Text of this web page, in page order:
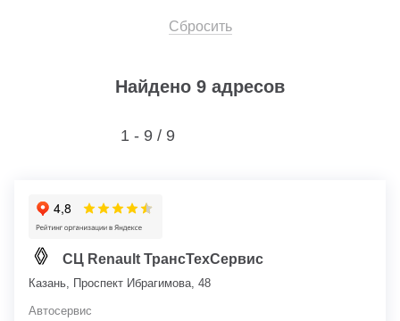
Сбросить
Найдено 9 адресов
1 - 9 / 9
СЦ Renault ТрансТехСервис
Казань, Проспект Ибрагимова, 48
Автосервис